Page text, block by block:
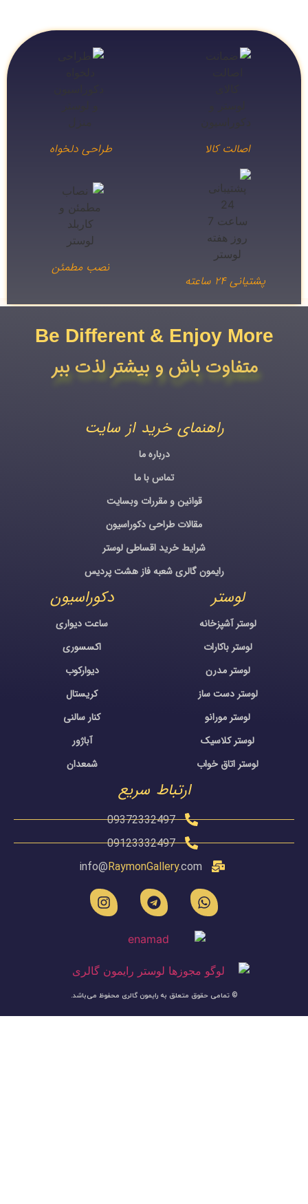
اصالت کالا طراحی دلخواه
پشتیانی ۲۴ ساعته
نصب مطمئن
Be Different & Enjoy More​
متفاوت باش و بیشتر لذت ببر
راهنمای خرید از سایت
درباره ما
تماس با ما
قوانین و مقررات وبسایت
مقالات طراحی دکوراسیون
شرایط خرید اقساطی لوستر
رایمون گالری شعبه فاز هشت پردیس
لوستر
لوستر آشپزخانه
لوستر باکارات
لوستر مدرن
لوستر دست ساز
لوستر مورانو
لوستر کلاسیک
لوستر اتاق خواب
دکوراسیون
ساعت دیواری
اکسسوری
دیوارکوب
کریستال
کنار سالنی
آباژور
شمعدان
ارتباط سریع
09372332497
09123332497
info@RaymonGallery.com
© تمامی حقوق متعلق به رایمون گالری محفوظ می‌باشد.